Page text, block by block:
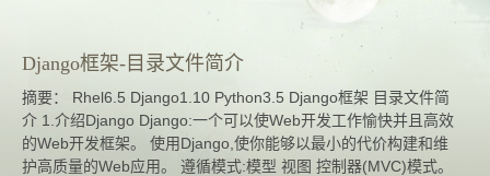
Django框架-目录文件简介
摘要： Rhel6.5 Django1.10 Python3.5 Django框架 目录文件简
介 1.介绍Django Django:一个可以使Web开发工作愉快并且高效
的Web开发框架。 使用Django,使你能够以最小的代价构建和维
护高质量的Web应用。 遵循模式:模型 视图 控制器(MVC)模式。